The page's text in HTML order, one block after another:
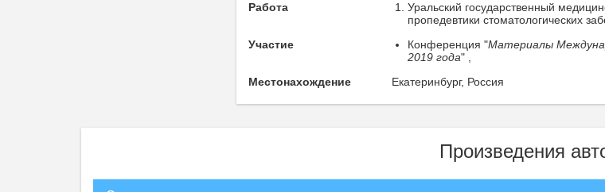
Работа
Уральский государственный
пропедевтики стоматологических
Участие
Конференция "Материалы
2019 года" ,
Местонахождение
Екатеринбург, Россия
Произведения